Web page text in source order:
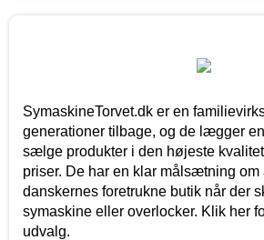
SymaskineTorvet.dk er en
generationer tilbage, og de lægger
sælge produkter i den højeste
priser. De har en klar målsætning
danskernes foretrukne butik når der
symaskine eller overlocker. Klik her
udvalg.